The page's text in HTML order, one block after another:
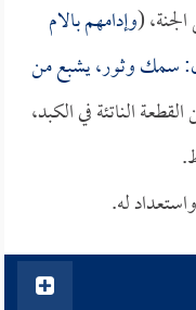
(وإدامهم بالام
سمك وثور، يشبع من
الناتئة في الكبد،
له.